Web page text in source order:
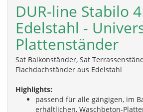
DUR-line Stabilo
Edelstahl -
Plattenständer
Sat Balkonständer, Sat
Flachdachständer aus Edelstahl
Highlights:
passend für alle gängigen, im
erhältlichen, Waschbeton-